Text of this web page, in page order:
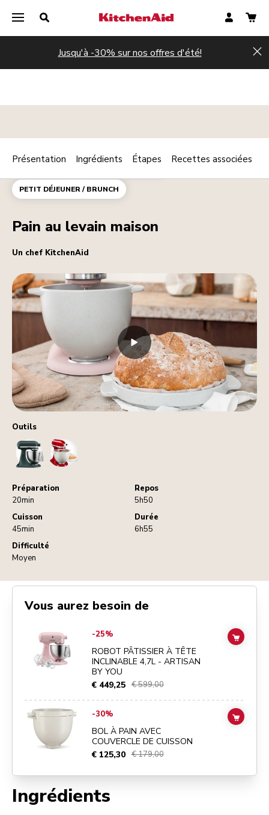
Jusqu'à -30% sur nos offres d'été!
Outils
StandMixerBreadBowl
Préparation
20min
Repos
5h50
Cuisson
45min
Durée
6h55
Difficulté
Moyen
PÂTISSERIES ACCOMPAGNEMENTS
PETIT DÉJEUNER / BRUNCH
Print
Pain au levain maison
Un chef KitchenAid
Présentation Ingrédients Étapes Recettes associées
Ingrédients
Vous aurez besoin de
Go toROBOT PÂTISSIER À TÊTE INCLINABLE 4,7L - ARTISAN BY
-25%
ROBOT PÂTISSIER À TÊTE
INCLINABLE 4,7L - ARTISAN
BY YOU
€ 449,25 € 599,00
ADD
Go toBOL À PAIN AVEC COUVERCLE DE CUISSON details page
-30%
BOL À PAIN AVEC
COUVERCLE DE CUISSON
€ 125,30 € 179,00
ADD